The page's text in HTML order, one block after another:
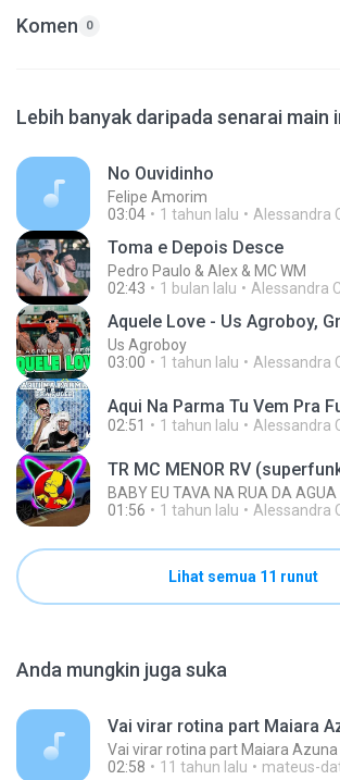
Komen 0
Lebih banyak daripada senarai main
No Ouvidinho
Felipe Amorim
03:04
1 tahun lalu Alessandra
Toma e Depois Desce
Pedro Paulo & Alex & MC WM
02:43
1 bulan lalu Alessandra C.
Us Agroboy
03:00
1 tahun lalu Alessandra
Aqui Na Parma Tu Vem Pra
02:51 1 tahun lalu Alessandra
TR MC MENOR RV
BABY EU TAVA NA RUA DA AGUA
01:56
1 tahun lalu Alessandra
Lihat semua 11 runut
Anda mungkin juga suka
Vai virar rotina part Maiara
Vai virar rotina part Maiara Azuna
02:58
11 tahun lalu mateus-